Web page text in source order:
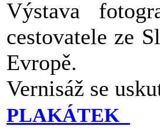
Výstava
cestovatele ze
Evropě.
Vernisáž se
PLAKÁTEK